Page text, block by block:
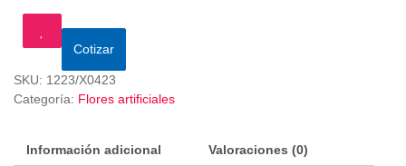
Cotizar
SKU: 1223/X0423
Categoría: Flores artificiales
Información adicional Valoraciones (0)